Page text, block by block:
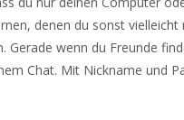
denen du sonst
wenn du Freunde
Chat. Mit Nickname und